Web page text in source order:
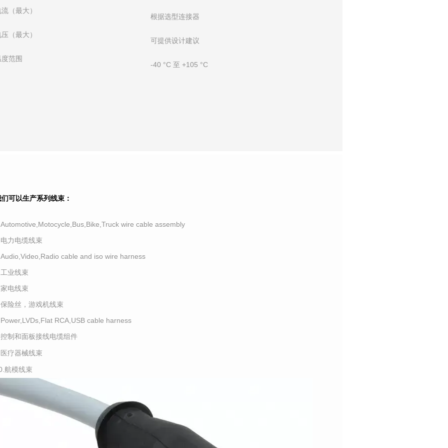
（最大）
根据选型连接器
（最大）
可提供设计建议
度范围
-40 °C 至 +105 °C
可以生产系列线束：
wire cable assembly
力电缆线束
cable and iso wire harness
业线束
电线束
险丝，游戏机线束
RCA,USB cable harness
制和面板接线电缆组件
疗器械线束
航模线束